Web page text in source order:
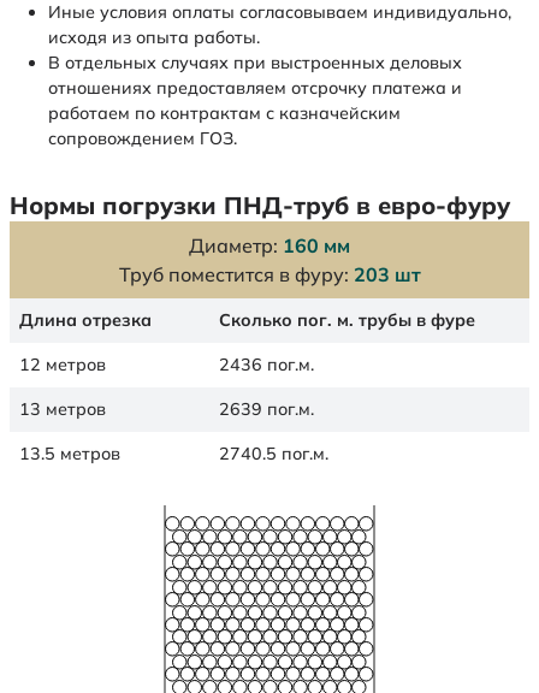
Иные условия оплаты согласовываем индивидуально,
исходя из опыта работы.
В отдельных случаях при выстроенных деловых
отношениях предоставляем отсрочку платежа и
работаем по контрактам с казначейским
сопровождением ГОЗ.
Нормы погрузки ПНД-труб в евро-фуру
Диаметр: 160 мм
Труб поместится в фуру: 203 шт
Длина отрезка Сколько пог. м. трубы в фуре
12 метров 2436 пог.м.
13 метров 2639 пог.м.
13.5 метров 2740.5 пог.м.